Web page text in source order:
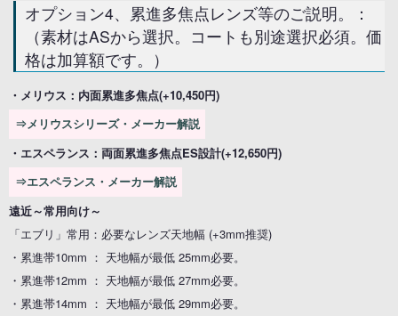
オプション4、累進多焦点レンズ等のご説明。：
（素材はASから選択。コートも別途選択必須。価
格は加算額です。）
・メリウス：内面累進多焦点(+10,450円)
⇒メリウスシリーズ・メーカー解説
・エスペランス：両面累進多焦点ES設計(+12,650円)
⇒エスペランス・メーカー解説
遠近～常用向け～
「エブリ」常用：必要なレンズ天地幅 (+3mm推奨)
・累進帯10mm ： 天地幅が最低 25mm必要。
・累進帯12mm ： 天地幅が最低 27mm必要。
・累進帯14mm ： 天地幅が最低 29mm必要。